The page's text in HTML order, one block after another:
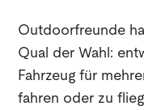
Outdoorfreunde
Qual der Wahl:
Fahrzeug für
fahren oder zu